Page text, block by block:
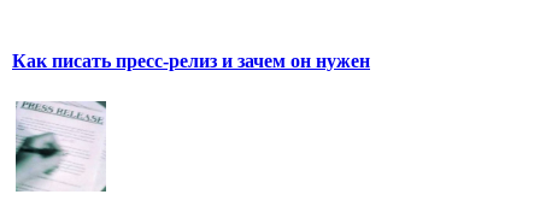
Как писать пресс-релиз и зачем он нужен